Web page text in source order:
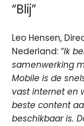
“Blij”
Leo Hensen,
Nederland: “Ik
samenwerking
Mobile is de
vast internet en
beste content
beschikbaar is.